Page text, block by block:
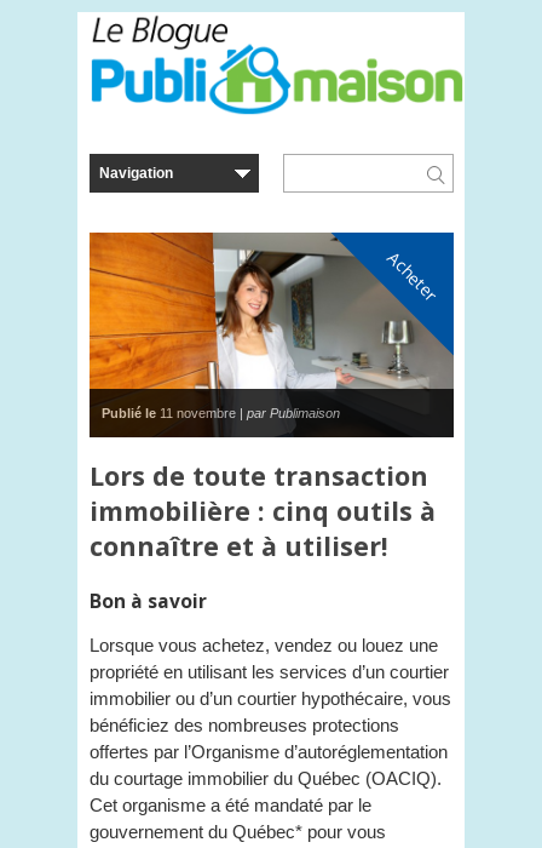
Acheter
Publié le 11 novembre | par Publimaison
Lors de toute transaction
immobilière : cinq outils à
connaître et à utiliser!
Bon à savoir
Lorsque vous achetez, vendez ou louez une
propriété en utilisant les services d’un courtier
immobilier ou d’un courtier hypothécaire, vous
bénéficiez des nombreuses protections
offertes par l’Organisme d’autoréglementation
du courtage immobilier du Québec (OACIQ).
Cet organisme a été mandaté par le
gouvernement du Québec* pour vous